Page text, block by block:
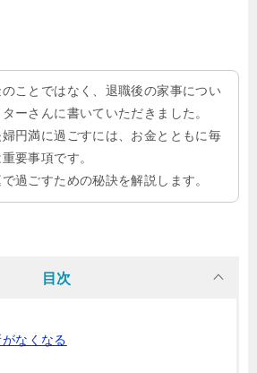
ことではなく、退職後の家事につい
ーさんに書いていただきました。
円満に過ごすには、お金とともに毎
要事項です。
過ごすための秘訣を解説します。
目次
なくなる